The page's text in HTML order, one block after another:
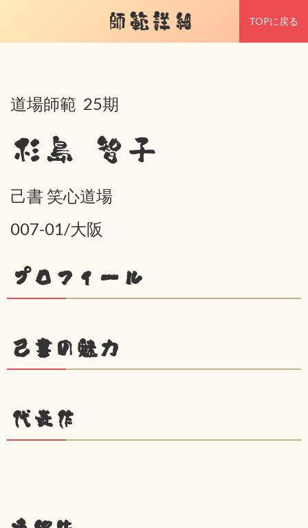
師範詳細 TOPに戻る
道場師範 25期
杉島 智子
己書 笑心道場
007-01/大阪
プロフィール
己書の魅力
代表作